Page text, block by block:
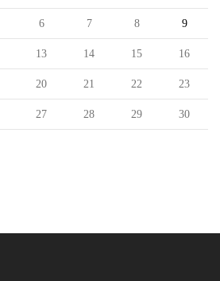
6 7 8 9
13 14 15 16
20 21 22 23
27 28 29 30